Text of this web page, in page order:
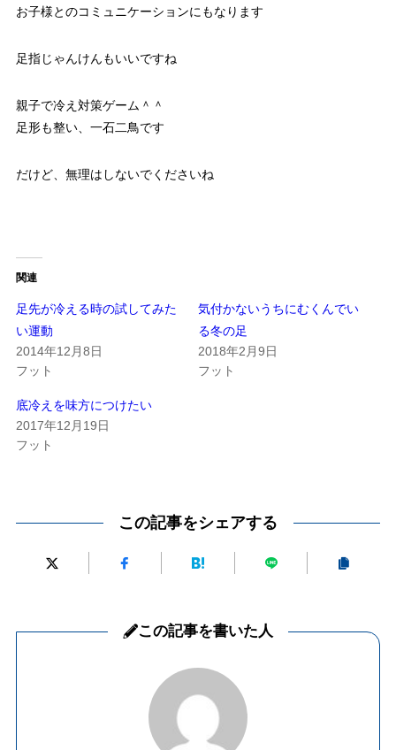
お子様とのコミュニケーションにもなります
足指じゃんけんもいいですね
親子で冷え対策ゲーム＾＾
足形も整い、一石二鳥です
だけど、無理はしないでくださいね
関連
足先が冷える時の試してみた
い運動
2014年12月8日
フット
気付かないうちにむくんでい
る冬の足
2018年2月9日
フット
底冷えを味方につけたい
2017年12月19日
フット
この記事をシェアする
この記事を書いた人